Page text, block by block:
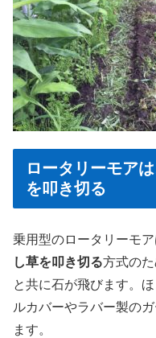
ロータリーモア
を叩き切る
乗用型のロータリーモ
し草を叩き切る方式の
と共に石が飛びます。
ルカバーやラバー製の
ます。